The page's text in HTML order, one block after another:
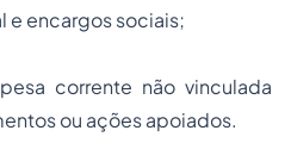
e encargos sociais;
corrente não vinculada
ou ações apoiados.